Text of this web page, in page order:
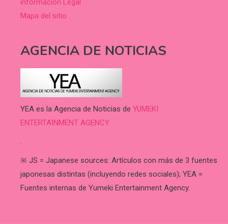
información Legal
Mapa del sitio
AGENCIA DE NOTICIAS
YEA es la Agencia de Noticias de YUMEKI
ENTERTAINMENT AGENCY.
.
※ JS = Japanese sources: Artículos con más de 3 fuentes
japonesas distintas (incluyendo redes sociales); YEA =
Fuentes internas de Yumeki Entertainment Agency.